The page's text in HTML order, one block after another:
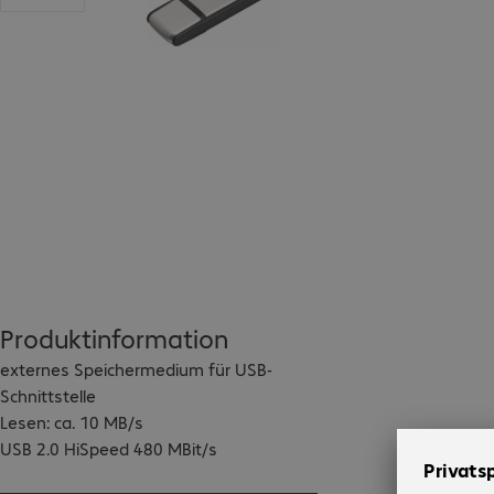
Produktinformation
externes Speichermedium für USB-
Schnittstelle
Lesen: ca. 10 MB/s
USB 2.0 HiSpeed 480 MBit/s